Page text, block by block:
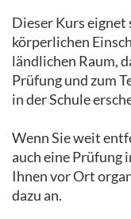
Dieser Kurs eignet
körperlichen
ländlichen Raum,
Prüfung und zum
in der Schule
Wenn Sie weit
auch eine Prüfung
Ihnen vor Ort
dazu an.